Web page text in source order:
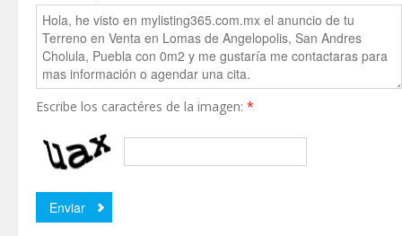
Escribe los caractéres de la imagen: *